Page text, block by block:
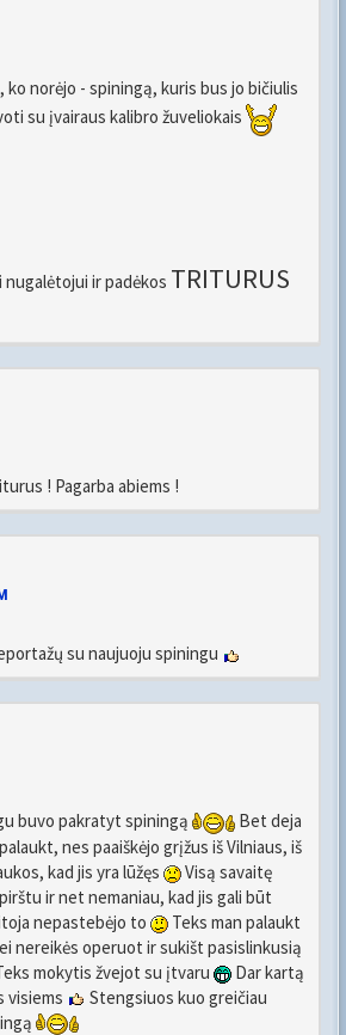
ko norėjo - spiningą, kuris bus jo bičiulis
su įvairaus kalibro žuveliokais
ir padėkos TRITURUS
! Pagarba abiems !
su naujuoju spiningu
buvo pakratyt spiningą
Bet deja
nes paaiškėjo grįžus iš Vilniaus, iš
kad jis yra lūžęs
Visą savaitę
ir net nemaniau, kad jis gali būt
nepastebėjo to
Teks man palaukt
nereikės operuot ir sukišt pasislinkusią
mokytis žvejot su įtvaru
Dar kartą
visiems
Stengsiuos kuo greičiau